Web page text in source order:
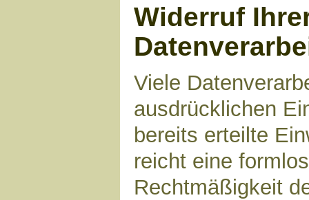
Widerruf
Viele
ausdrücklichen
bereits erteilte
reicht eine
Rechtmäßigkeit